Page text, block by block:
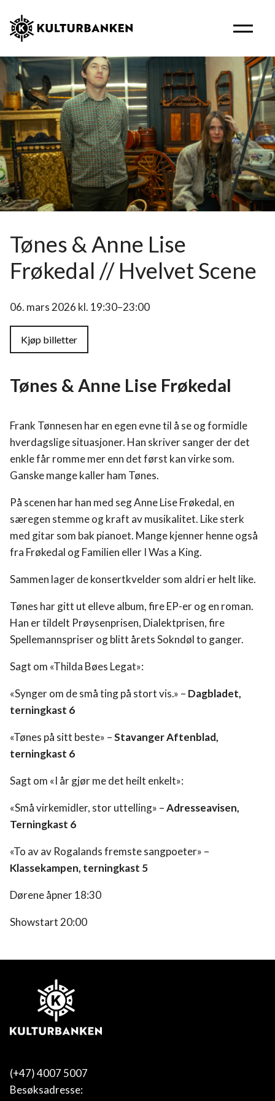
Hvelvet
Fritidstilbud
Om oss
Utleie
Støtte og Sponsorer
KULTURKLUBBEN
Tønes & Anne Lise
Frøkedal // Hvelvet Scene
06. mars 2026 kl. 19:30–23:00
Kjøp billetter
Tønes & Anne Lise Frøkedal
Frank Tønnesen har en egen evne til å se og formidle
hverdagslige situasjoner. Han skriver sanger der det
enkle får romme mer enn det først kan virke som.
Ganske mange kaller ham Tønes.
På scenen har han med seg Anne Lise Frøkedal, en
særegen stemme og kraft av musikalitet. Like sterk
med gitar som bak pianoet. Mange kjenner henne også
fra Frøkedal og Familien eller I Was a King.
Sammen lager de konsertkvelder som aldri er helt like.
Tønes har gitt ut elleve album, fire EP-er og en roman.
Han er tildelt Prøysenprisen, Dialektprisen, fire
Spellemannspriser og blitt årets Sokndøl to ganger.
Sagt om «Thilda Bøes Legat»:
«Synger om de små ting på stort vis.» – Dagbladet,
terningkast 6
«Tønes på sitt beste» –Stavanger Aftenblad,
terningkast 6
Sagt om «I år gjør me det heilt enkelt»:
«Små virkemidler, stor uttelling» –Adresseavisen,
Terningkast 6
«To av av Rogalands fremste sangpoeter» –
Klassekampen, terningkast 5
Dørene åpner 18:30
Showstart 20:00
(+47) 4007 5007
Besøksadresse: